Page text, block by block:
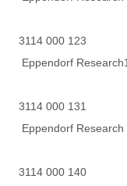
3114 000 123
Eppendorf
3114 000 131
Eppendorf
3114 000 140